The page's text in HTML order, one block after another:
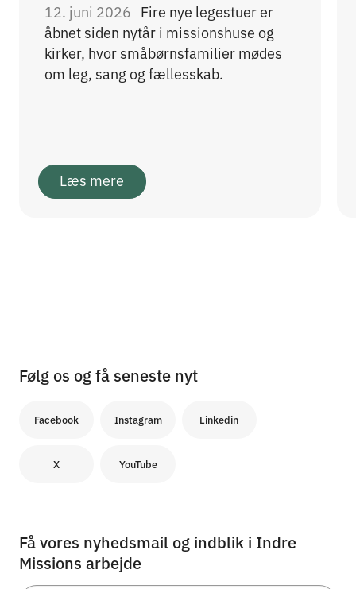
12. juni 2026 Fire nye legestuer er
åbnet siden nytår i missionshuse og
kirker, hvor småbørnsfamilier mødes
om leg, sang og fællesskab.
Læs mere
Følg os og få seneste nyt
Facebook Instagram Linkedin
X YouTube
Få vores nyhedsmail og indblik i Indre
Missions arbejde